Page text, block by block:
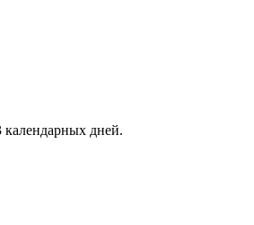
календарных дней.